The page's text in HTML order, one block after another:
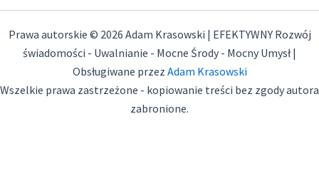
Prawa autorskie © 2026 Adam Krasowski | EFEKTYWNY Rozwój
świadomości - Uwalnianie - Mocne Środy - Mocny Umysł |
Obsługiwane przez Adam Krasowski
Wszelkie prawa zastrzeżone - kopiowanie treści bez zgody autora
zabronione.